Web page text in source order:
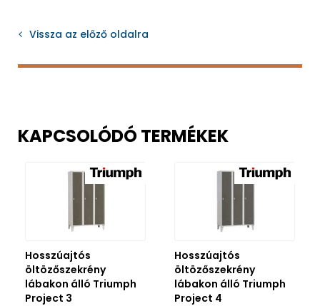
Vissza az előző oldalra
KAPCSOLÓDÓ TERMÉKEK
Hosszúajtós
öltözőszekrény
lábakon álló Triumph
Project 3
Hosszúajtós
öltözőszekrény
lábakon álló Triumph
Project 4